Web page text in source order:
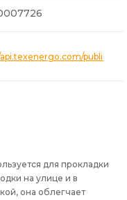
public/
для прокладки
на улице и в
она облегчает